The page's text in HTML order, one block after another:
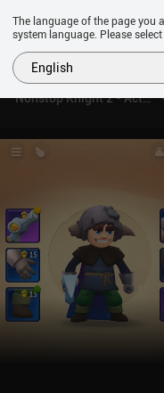
Nonstop Knight 2 - Action
The language of the page you
system language. Please
English